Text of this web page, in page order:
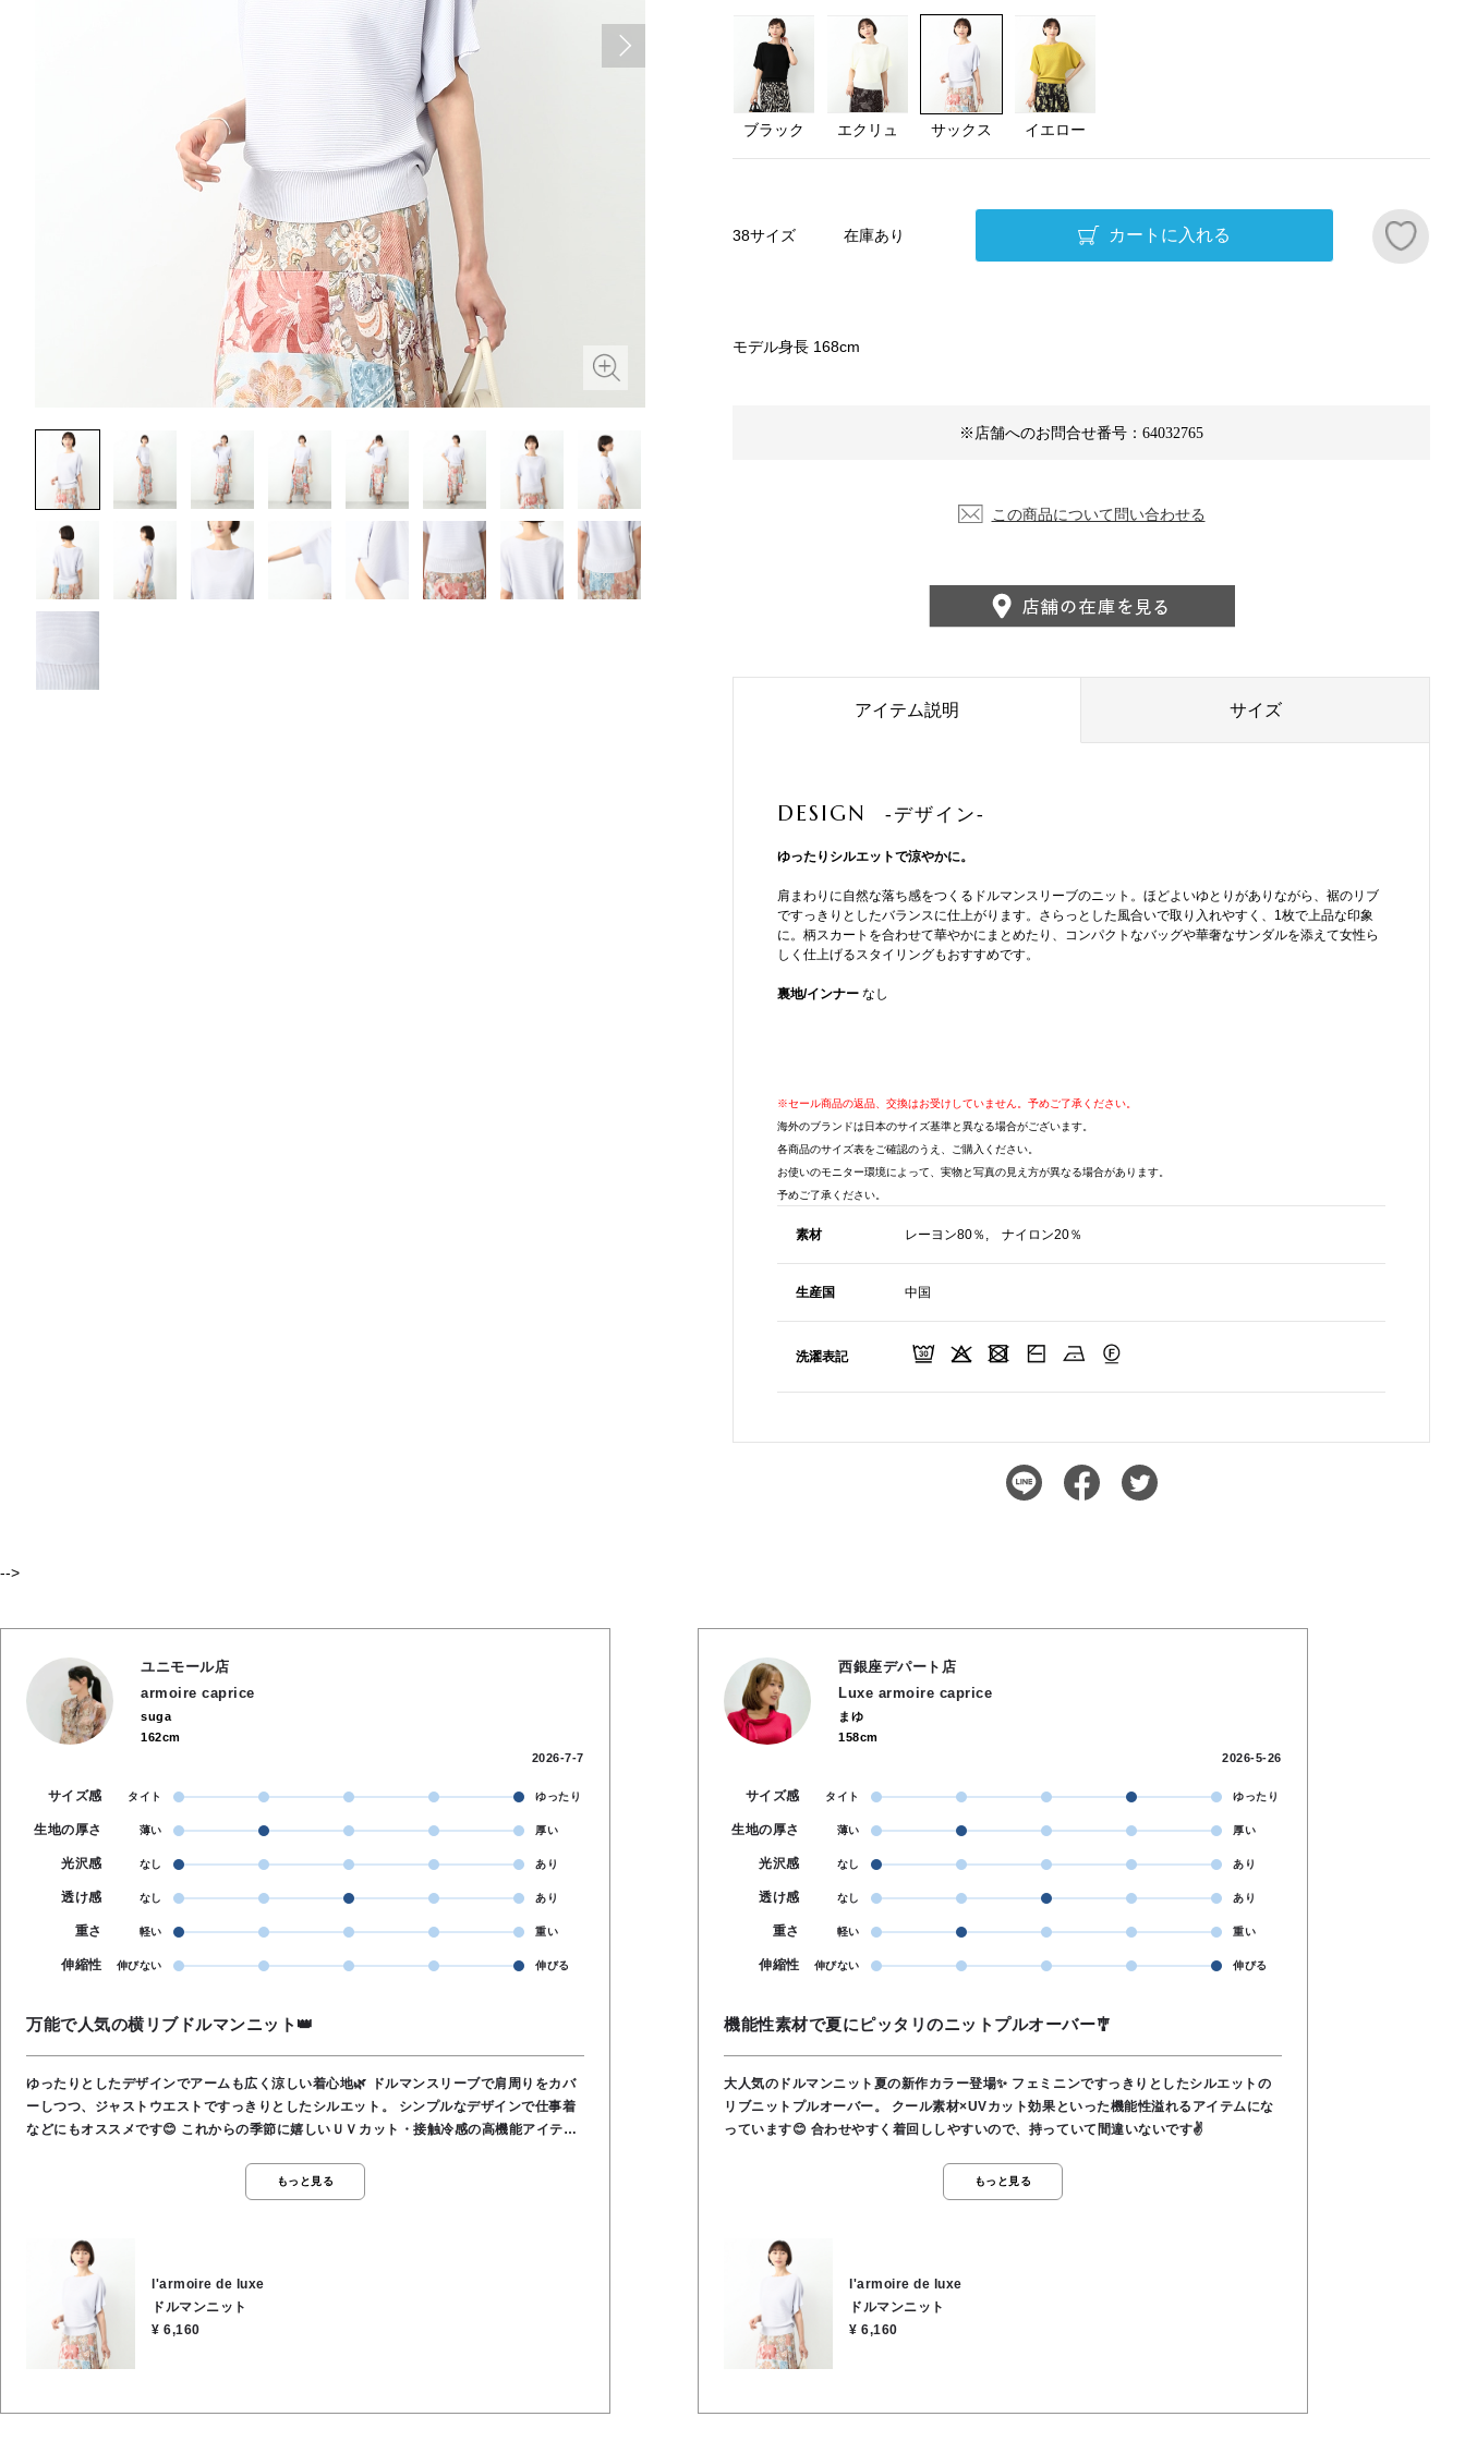
※店舗へのお問合せ番号：64032765
ブラック エクリュ サックス イエロー
38サイズ 在庫あり カートに入れる
この商品について問い合わせる
モデル身長 168cm
アイテム説明 サイズ
DESIGN -デザイン-
ゆったりシルエットで涼やかに。
肩まわりに自然な落ち感をつくるドルマンスリーブのニット。ほどよいゆとりがありながら、裾のリブ
ですっきりとしたバランスに仕上がります。さらっとした風合いで取り入れやすく、1枚で上品な印象
に。柄スカートを合わせて華やかにまとめたり、コンパクトなバッグや華奢なサンダルを添えて女性ら
しく仕上げるスタイリングもおすすめです。
裏地/インナー なし
※セール商品の返品、交換はお受けしていません。予めご了承ください。
海外のブランドは日本のサイズ基準と異なる場合がございます。
各商品のサイズ表をご確認のうえ、ご購入ください。
お使いのモニター環境によって、実物と写真の見え方が異なる場合があります。
予めご了承ください。
素材 レーヨン80％, ナイロン20％
生産国 中国
洗濯表記
-->
ユニモール店
armoire caprice
suga
162cm
2026-7-7
サイズ感 タイト ゆったり
生地の厚さ 薄い 厚い
光沢感 なし あり
透け感 なし あり
重さ 軽い 重い
伸縮性 伸びない 伸びる
万能で人気の横リブドルマンニット👑
ゆったりとしたデザインでアームも広く涼しい着心地🌿 ドルマンスリーブで肩周りをカバ
ーしつつ、ジャストウエストですっきりとしたシルエット。 シンプルなデザインで仕事着
などにもオススメです😊 これからの季節に嬉しいＵＶカット・接触冷感の高機能アイテム
もっと見る
l'armoire de luxe
ドルマンニット
¥ 6,160
西銀座デパート店
Luxe armoire caprice
まゆ
158cm
2026-5-26
サイズ感 タイト ゆったり
生地の厚さ 薄い 厚い
光沢感 なし あり
透け感 なし あり
重さ 軽い 重い
伸縮性 伸びない 伸びる
機能性素材で夏にピッタリのニットプルオーバー🎐
大人気のドルマンニット夏の新作カラー登場✨ フェミニンですっきりとしたシルエットの
リブニットプルオーバー。 クール素材×UVカット効果といった機能性溢れるアイテムにな
っています😊 合わせやすく着回ししやすいので、持っていて間違いないです✌️
もっと見る
l'armoire de luxe
ドルマンニット
¥ 6,160